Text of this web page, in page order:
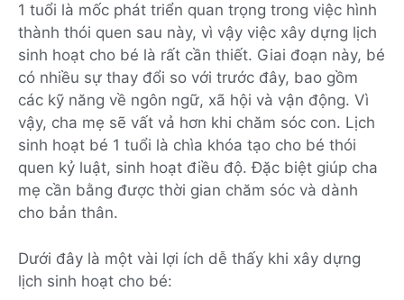
1 tuổi là mốc phát triển quan trọng trong việc hình
thành thói quen sau này, vì vậy việc xây dựng lịch
sinh hoạt cho bé là rất cần thiết. Giai đoạn này, bé
có nhiều sự thay đổi so với trước đây, bao gồm
các kỹ năng về ngôn ngữ, xã hội và vận động. Vì
vậy, cha mẹ sẽ vất vả hơn khi chăm sóc con. Lịch
sinh hoạt bé 1 tuổi là chìa khóa tạo cho bé thói
quen kỷ luật, sinh hoạt điều độ. Đặc biệt giúp cha
mẹ cần bằng được thời gian chăm sóc và dành
cho bản thân.
Dưới đây là một vài lợi ích dễ thấy khi xây dựng
lịch sinh hoạt cho bé: